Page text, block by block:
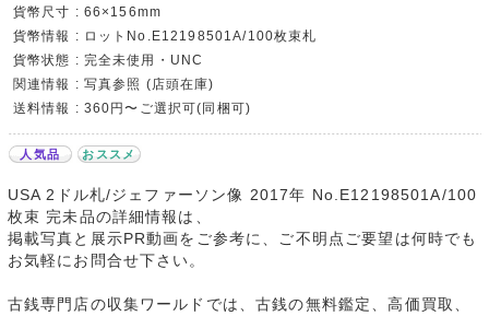
貨幣尺寸 : 66×156mm
貨幣情報 : ロットNo.E12198501A/100枚束札
貨幣状態 : 完全未使用・UNC
関連情報 : 写真参照 (店頭在庫)
送料情報 : 360円〜ご選択可(同梱可)
人気品 おススメ
USA 2ドル札/ジェファーソン像 2017年 No.E12198501A/100
枚束 完未品の詳細情報は、
掲載写真と展示PR動画をご参考に、ご不明点ご要望は何時でも
お気軽にお問合せ下さい。
古銭専門店の収集ワールドでは、古銭の無料鑑定、高価買取、